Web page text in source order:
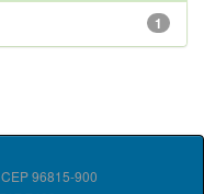
1
96815-900